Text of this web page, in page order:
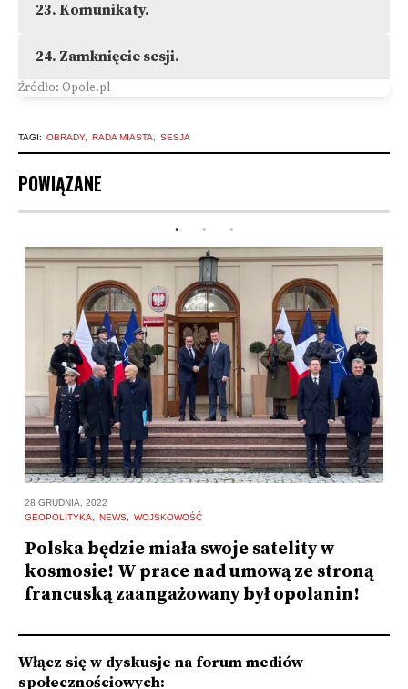
23. Komunikaty.
24. Zamknięcie sesji.
Źródło: Opole.pl
TAGI: OBRADY RADA MIASTA SESJA
POWIĄZANE
28 GRUDNIA, 2022
GEOPOLITYKA
NEWS WOJSKOWOŚĆ
Polska będzie miała swoje satelity w
kosmosie! W prace nad umową ze stroną
francuską zaangażowany był opolanin!
Włącz się w dyskusje na forum mediów
społecznościowych: